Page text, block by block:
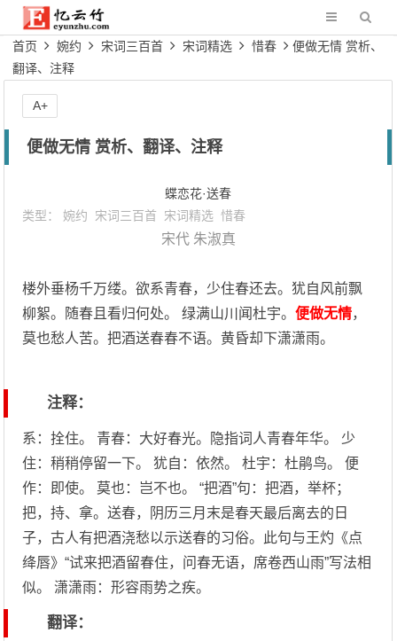
首页 婉约 宋词三百首 宋词精选 惜春
便做无情 赏析、
翻译、注释
便做无情 赏析、翻译、注释
蝶恋花·送春
类型：婉约 宋词三百首 宋词精选 惜春
宋代 朱淑真
楼外垂杨千万缕。欲系青春，少住春还去。犹自风前飘
柳絮。随春且看归何处。 绿满山川闻杜宇。便做无情，
莫也愁人苦。把酒送春春不语。黄昏却下潇潇雨。
注释：
系：拴住。 青春：大好春光。隐指词人青春年华。 少
住：稍稍停留一下。 犹自：依然。 杜宇：杜鹃鸟。 便
作：即使。 莫也：岂不也。 “把酒”句：把酒，举杯；
把，持、拿。送春，阴历三月末是春天最后离去的日
子，古人有把酒浇愁以示送春的习俗。此句与王灼《点
绛唇》“试来把酒留春住，问春无语，席卷西山雨”写法相
似。 潇潇雨：形容雨势之疾。
翻译：
A+